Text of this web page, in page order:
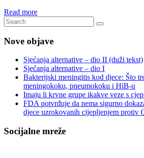
Read more
Nove objave
Sjećanja alternative – dio II (duži tekst)
Sjećanja alternative – dio I
Bakterijski meningitis kod djece: Što
meningokoku, pneumokoku i HiB-u
Imaju li krvne grupe ikakve veze s
FDA potvrđuje da nema sigurno
djece uzrokovanih cijepljenjem protiv
Socijalne mreže